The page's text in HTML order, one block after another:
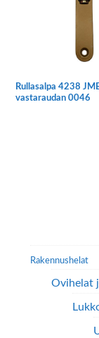
Rullasalpa 4238
vastaraudan 0046
Rakennushelat
Ovihelat